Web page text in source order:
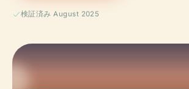
検証済み August 2025